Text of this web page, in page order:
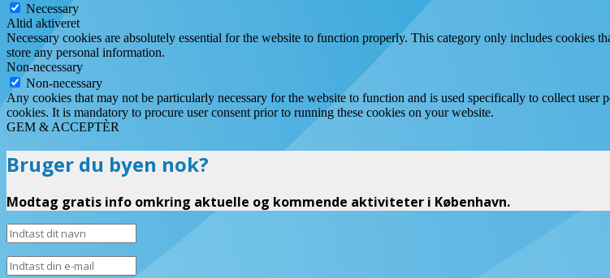
Necessary
Altid aktiveret
Necessary cookies are absolutely essential for the website to function properly. This category only includes cookies
store any personal information.
Non-necessary
Non-necessary
Any cookies that may not be particularly necessary for the website to function and is used specifically to collect user
cookies. It is mandatory to procure user consent prior to running these cookies on your website.
GEM & ACCEPTÈR
Bruger du byen nok?
Modtag gratis info omkring aktuelle og kommende aktiviteter i København.